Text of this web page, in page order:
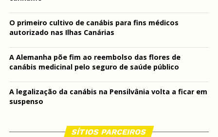
O primeiro cultivo de canábis para fins médicos
autorizado nas Ilhas Canárias
A Alemanha põe fim ao reembolso das flores de
canábis medicinal pelo seguro de saúde público
A legalização da canábis na Pensilvânia volta a ficar em
suspenso
SÍTIOS PARCEIROS